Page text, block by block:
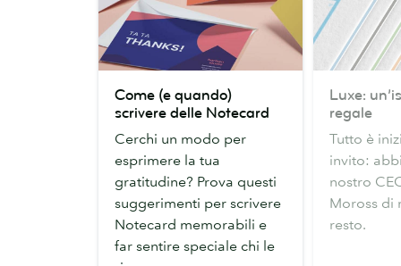
quando)
scrivere
delle
Notecard
Come (e quando)
scrivere delle Notecard
Cerchi un modo per
esprimere la tua
gratitudine? Prova questi
suggerimenti per scrivere
Notecard memorabili e
far sentire speciale chi le
regale
Luxe:
regale
Tutto è
invito:
nostro
Moross di
resto.